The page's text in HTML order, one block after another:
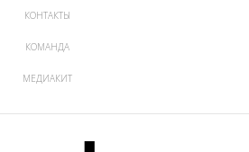
КОНТАКТЫ
КОМАНДА
МЕДИАКИТ